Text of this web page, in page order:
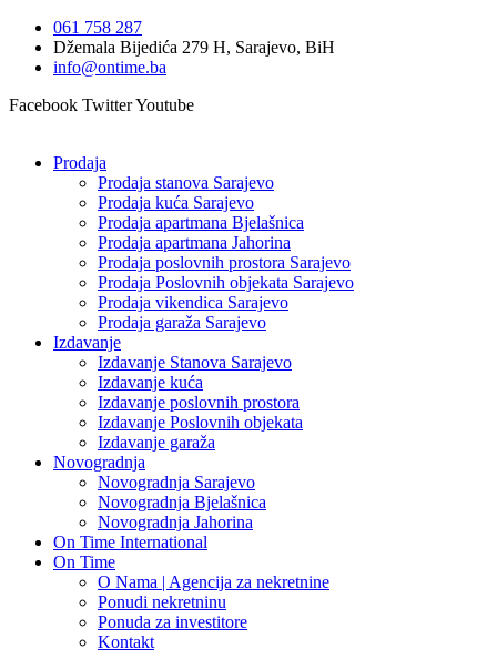
sadržaj
061 758 287
Džemala Bijedića 279 H, Sarajevo, BiH
info@ontime.ba
Facebook TwitterYoutube
Prodaja
Prodaja stanova Sarajevo
Prodaja kuća Sarajevo
Prodaja apartmana Bjelašnica
Prodaja apartmana Jahorina
Prodaja poslovnih prostora Sarajevo
Prodaja Poslovnih objekata Sarajevo
Prodaja vikendica Sarajevo
Prodaja garaža Sarajevo
Izdavanje
Izdavanje Stanova Sarajevo
Izdavanje kuća
Izdavanje poslovnih prostora
Izdavanje Poslovnih objekata
Izdavanje garaža
Novogradnja
Novogradnja Sarajevo
Novogradnja Bjelašnica
Novogradnja Jahorina
On Time International
On Time
O Nama | Agencija za nekretnine
Ponudi nekretninu
Ponuda za investitore
Kontakt